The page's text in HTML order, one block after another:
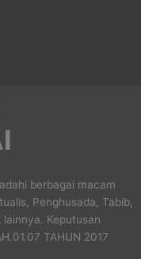
berbagai macam
Penghusada, Tabib,
Keputusan
TAHUN 2017